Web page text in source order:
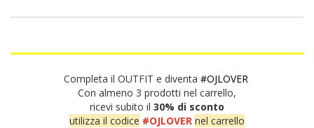
Completa il OUTFIT e diventa #OJLOVER
Con almeno 3 prodotti nel carrello,
ricevi subito il 30% di sconto
utilizza il codice #OJLOVER nel carrello